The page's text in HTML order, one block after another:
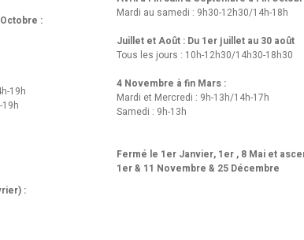
:
19h
:
Mardi au samedi : 9h30-12h30/14h-18h
Juillet et Août : Du 1er juillet au 30 août
Tous les jours : 10h-12h30/14h30-18h30
4 Novembre à fin Mars :
Mardi et Mercredi : 9h-13h/14h-17h
Samedi : 9h-13h
Fermé le 1er Janvier, 1er , 8 Mai et
1er & 11 Novembre & 25 Décembre